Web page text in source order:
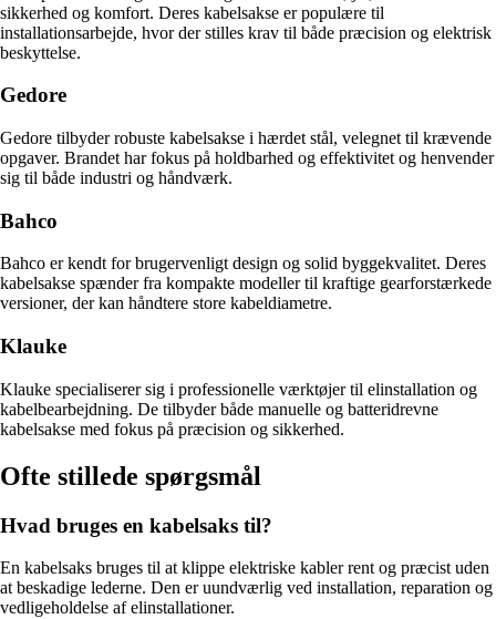
sikkerhed og komfort. Deres kabelsakse er populære til
installationsarbejde, hvor der stilles krav til både præcision og elektrisk
beskyttelse.
Gedore
Gedore tilbyder robuste kabelsakse i hærdet stål, velegnet til krævende
opgaver. Brandet har fokus på holdbarhed og effektivitet og henvender
sig til både industri og håndværk.
Bahco
Bahco er kendt for brugervenligt design og solid byggekvalitet. Deres
kabelsakse spænder fra kompakte modeller til kraftige gearforstærkede
versioner, der kan håndtere store kabeldiametre.
Klauke
Klauke specialiserer sig i professionelle værktøjer til elinstallation og
kabelbearbejdning. De tilbyder både manuelle og batteridrevne
kabelsakse med fokus på præcision og sikkerhed.
Ofte stillede spørgsmål
Hvad bruges en kabelsaks til?
En kabelsaks bruges til at klippe elektriske kabler rent og præcist uden
at beskadige lederne. Den er uundværlig ved installation, reparation og
vedligeholdelse af elinstallationer.